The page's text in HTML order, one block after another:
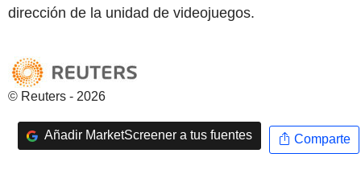
dirección de la unidad de videojuegos.
© Reuters - 2026
Añadir MarketScreener a tus fuentes Comparte